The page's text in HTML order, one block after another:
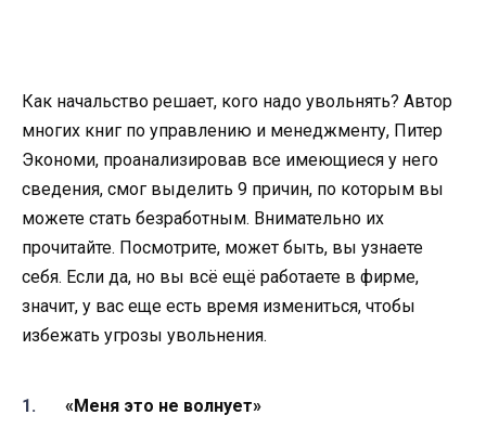
Как начальство решает, кого надо увольнять? Автор
многих книг по управлению и менеджменту, Питер
Экономи, проанализировав все имеющиеся у него
сведения, смог выделить 9 причин, по которым вы
можете стать безработным. Внимательно их
прочитайте. Посмотрите, может быть, вы узнаете
себя. Если да, но вы всё ещё работаете в фирме,
значит, у вас еще есть время измениться, чтобы
избежать угрозы увольнения.
«Меня это не волнует»